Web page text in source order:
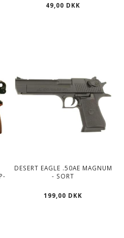
49,00 DKK
DESERT EAGLE .50AE MAGNUM
- SORT
199,00 DKK